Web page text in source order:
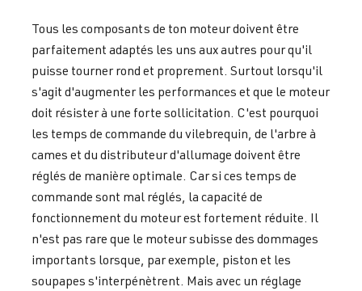
Tous les composants de ton moteur doivent être
parfaitement adaptés les uns aux autres pour qu'il
puisse tourner rond et proprement. Surtout lorsqu'il
s'agit d'augmenter les performances et que le moteur
doit résister à une forte sollicitation. C'est pourquoi
les temps de commande du vilebrequin, de l'arbre à
cames et du distributeur d'allumage doivent être
réglés de manière optimale. Car si ces temps de
commande sont mal réglés, la capacité de
fonctionnement du moteur est fortement réduite. Il
n'est pas rare que le moteur subisse des dommages
importants lorsque, par exemple, piston et les
soupapes s'interpénètrent. Mais avec un réglage